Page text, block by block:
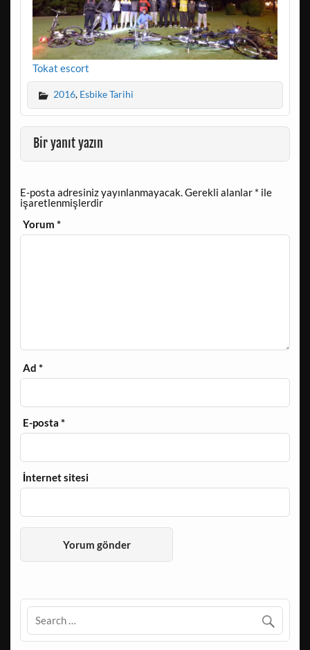
Tokat escort
2016, Esbike Tarihi
Bir yanıt yazın
E-posta adresiniz yayınlanmayacak.Gerekli alanlar * ile
işaretlenmişlerdir
Yorum*
Ad*
E-posta*
İnternet sitesi